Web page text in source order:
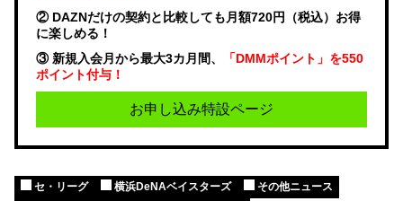
② DAZNだけの契約と比較しても月額720円（税込）お得
に楽しめる！
③ 新規入会月から最大3カ月間、
「DMMポイント」を550
ポイント付与！
お申し込み特設ページ
セ・リーグ 横浜DeNAベイスターズ その他ニュース